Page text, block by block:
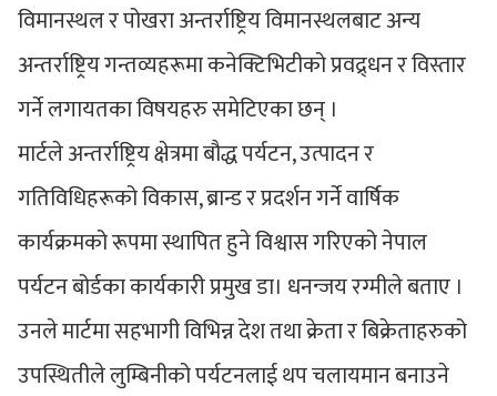
विमानस्थल र पोखरा अन्तर्राष्ट्रिय विमानस्थलबाट अन्य
अन्तर्राष्ट्रिय गन्तव्यहरूमा कनेक्टिभिटीको प्रवद्र्धन र विस्तार
गर्ने लगायतका विषयहरु समेटिएका छन् ।
मार्टले अन्तर्राष्ट्रिय क्षेत्रमा बौद्ध पर्यटन, उत्पादन र
गतिविधिहरूको विकास, ब्रान्ड र प्रदर्शन गर्ने वार्षिक
कार्यक्रमको रूपमा स्थापित हुने विश्वास गरिएको नेपाल
पर्यटन बोर्डका कार्यकारी प्रमुख डा। धनन्जय रग्मीले बताए ।
उनले मार्टमा सहभागी विभिन्न देश तथा क्रेता र बिक्रेताहरुको
उपस्थितीले लुम्बिनीको पर्यटनलाई थप चलायमान बनाउने